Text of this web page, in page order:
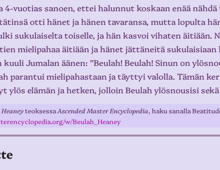
4-vuotias sanoen, ettei halunnut koskaan enää
otti hänet ja hänen tavaransa, mutta lopulta
sukulaiselta toiselle, ja hän kasvoi vihaten äitiään.
mielipahaa äitiään ja hänet jättäneitä sukulaisiaan
Jumalan äänen: ”Beulah! Beulah! Sinun on
parantui mielipahastaan ja täyttyi valolla. Tämän
ylös elämän ja hetken, jolloin Beulah ylösnousisi
teoksessa Ascended Master Encyclopedia , haku sanalla
w/Beulah_Heaney